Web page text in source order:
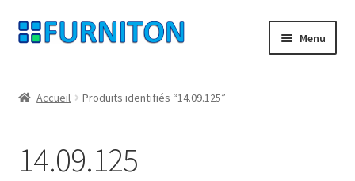
Aller
à
navigation
Aller
au
Menu
Protection des données
Accueil Produits identifiés “14.09.125”
14.09.125